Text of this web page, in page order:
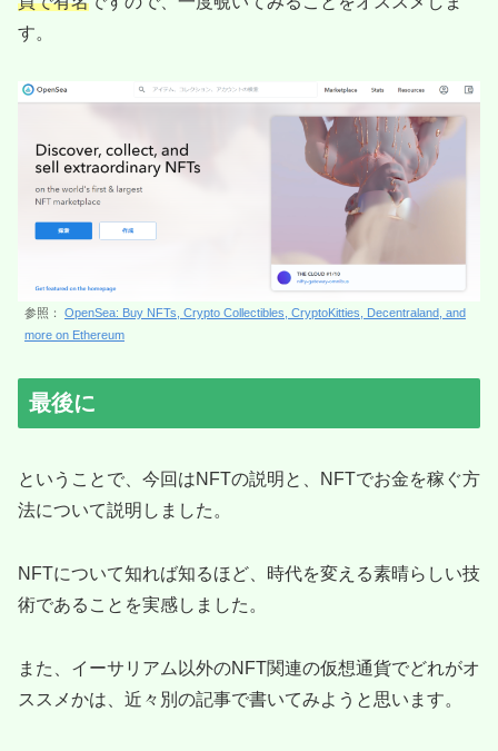
す。
参照： OpenSea: Buy NFTs, Crypto Collectibles, CryptoKitties, Decentraland, and
more on Ethereum
最後に
ということで、今回はNFTの説明と、NFTでお金を稼ぐ方
法について説明しました。
NFTについて知れば知るほど、時代を変える素晴らしい技
術であることを実感しました。
また、イーサリアム以外のNFT関連の仮想通貨でどれがオ
ススメかは、近々別の記事で書いてみようと思います。